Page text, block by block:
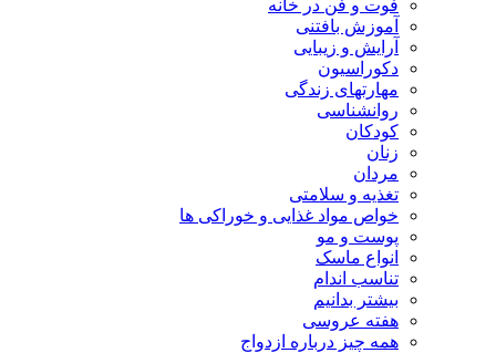
فوت و فن در خانه
آموزش بافتنی
آرایش و زیبایی
دکوراسیون
مهارتهای زندگی
روانشناسی
کودکان
زنان
مردان
تغذیه و سلامتی
خواص مواد غذایی و خوراکی ها
پوست و مو
انواع ماسک
تناسب اندام
بیشتر بدانیم
هفته عروسی
همه چیز درباره ازدواج